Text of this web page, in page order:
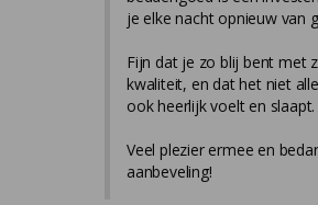
je elke nacht opnieuw van
Fijn dat je zo blij bent met
kwaliteit, en dat het niet
ook heerlijk voelt en slaapt.
Veel plezier ermee en
aanbeveling!